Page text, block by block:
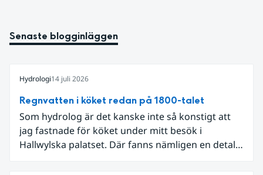
Senaste blogginläggen
Hydrologi14 juli 2026
Regnvatten i köket redan på 1800-talet
Som hydrolog är det kanske inte så konstigt att
jag fastnade för köket under mitt besök i
Hallwylska palatset. Där fanns nämligen en detalj